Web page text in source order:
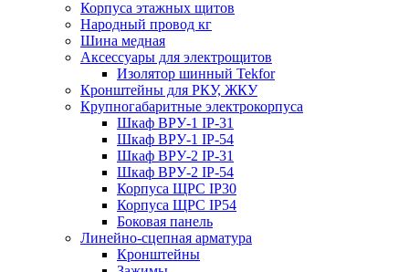
Корпуса этажных щитов
Народный провод кг
Шина медная
Аксессуары для электрощитов
Изолятор шинный Tekfor
Кронштейны для РКУ, ЖКУ
Крупногабаритные электрокорпуса
Шкаф ВРУ-1 IP-31
Шкаф ВРУ-1 IP-54
Шкаф ВРУ-2 IP-31
Шкаф ВРУ-2 IP-54
Корпуса ЩРС IP30
Корпуса ЩРС IP54
Боковая панель
Линейно-сцепная арматура
Кронштейны